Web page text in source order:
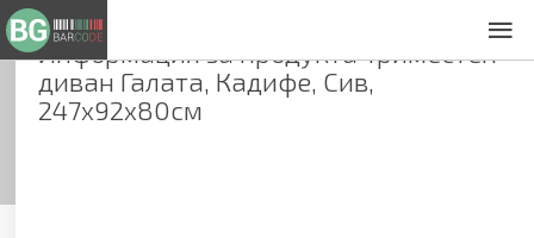
Информация за продуктаТриместен
диван Галата, Кадифе, Сив,
247х92х80см
Общи условия
Декларация за проверителност